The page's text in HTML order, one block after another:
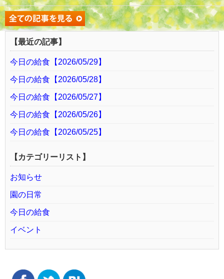
【最近の記事】
今日の給食【2026/05/29】
今日の給食【2026/05/28】
今日の給食【2026/05/27】
今日の給食【2026/05/26】
今日の給食【2026/05/25】
【カテゴリーリスト】
お知らせ
園の日常
今日の給食
イベント